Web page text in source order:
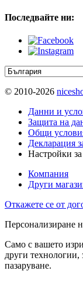
Последвайте ни:
© 2010-2026
Данни и
Защита на
Общи
Декларация
Настройки
Компания
Други
Откажете се от
Персонализиране
Само с вашето
други
пазаруване.